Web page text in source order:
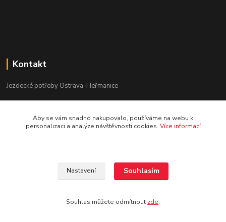
Kontakt
Jezdecké potřeby Ostrava-Heřmanice
Po-Pá 9:30 - 17:30
Aby se vám snadno nakupovalo, používáme na webu k
personalizaci a analýze návštěvnosti cookies. Více informací
Nastavení Souhlasím
Souhlas můžete odmítnout zde.